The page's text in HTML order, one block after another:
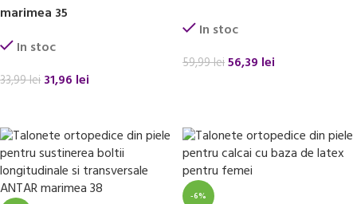
marimea 35
In stoc
33,99lei 31,96 lei
In stoc
59,99lei56,39 lei
-6%